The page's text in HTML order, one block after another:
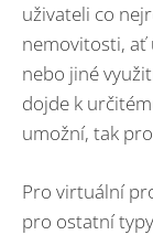
uživateli co
nemovitosti, ať
nebo jiné
dojde k
umožní, tak
Pro virtuální
pro ostatní